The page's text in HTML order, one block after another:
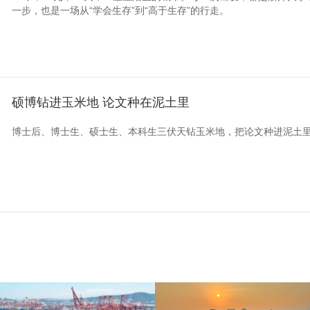
一步，也是一场从“学会生存”到“高于生存”的行走。
硕博钻进玉米地 论文种在泥土里
博士后、博士生、硕士生、本科生三伏天钻玉米地，把论文种进泥土